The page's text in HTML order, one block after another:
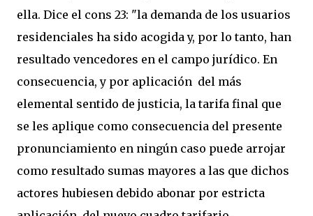
ella. Dice el cons 23: "la demanda de los usuarios
residenciales ha sido acogida y, por lo tanto, han
resultado vencedores en el campo jurídico. En
consecuencia, y por aplicación del más
elemental sentido de justicia, la tarifa final que
se les aplique como consecuencia del presente
pronunciamiento en ningún caso puede arrojar
como resultado sumas mayores a las que dichos
actores hubiesen debido abonar por estricta